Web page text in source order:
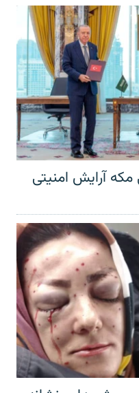
آرایش امنیتی